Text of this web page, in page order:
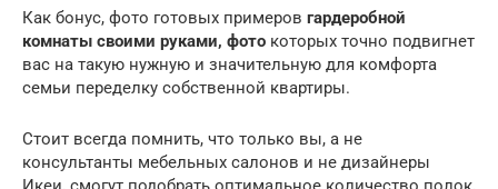
Как бонус, фото готовых примеров гардеробной
комнаты своими руками, фото которых точно подвигнет
вас на такую нужную и значительную для комфорта
семьи переделку собственной квартиры.
Стоит всегда помнить, что только вы, а не
консультанты мебельных салонов и не дизайнеры